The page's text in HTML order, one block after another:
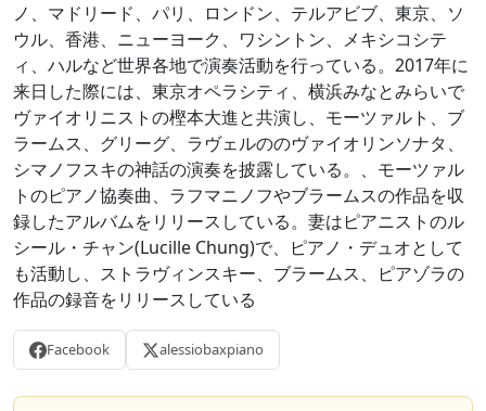
ノ、マドリード、パリ、ロンドン、テルアビブ、東京、ソ
ウル、香港、ニューヨーク、ワシントン、メキシコシテ
ィ、ハルなど世界各地で演奏活動を行っている。2017年に
来日した際には、東京オペラシティ、横浜みなとみらいで
ヴァイオリニストの樫本大進と共演し、モーツァルト、ブ
ラームス、グリーグ、ラヴェルののヴァイオリンソナタ、
シマノフスキの神話の演奏を披露している。、モーツァル
トのピアノ協奏曲、ラフマニノフやブラームスの作品を収
録したアルバムをリリースしている。妻はピアニストのル
シール・チャン(Lucille Chung)で、ピアノ・デュオとして
も活動し、ストラヴィンスキー、ブラームス、ピアゾラの
作品の録音をリリースしている
Facebook alessiobaxpiano